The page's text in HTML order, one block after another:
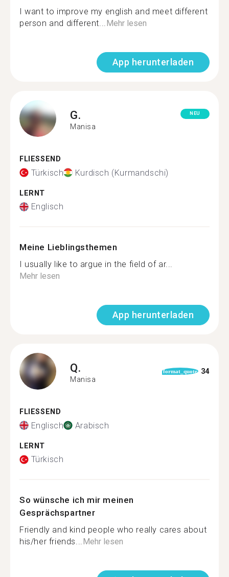
I want to improve my english and meet different
person and different...Mehr lesen
App herunterladen
G.
Manisa
NEU
FLIESSEND
Türkisch Kurdisch (Kurmandschi)
LERNT
Englisch
Meine Lieblingsthemen
I usually like to argue in the field of ar...
Mehr lesen
App herunterladen
Q.
Manisa
format_quote 34
FLIESSEND
Englisch Arabisch
LERNT
Türkisch
So wünsche ich mir meinen
Gesprächspartner
Friendly and kind people who really cares about
his/her friends...Mehr lesen